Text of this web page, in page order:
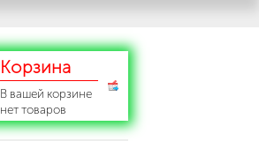
Корзина
В вашей корзине
нет товаров